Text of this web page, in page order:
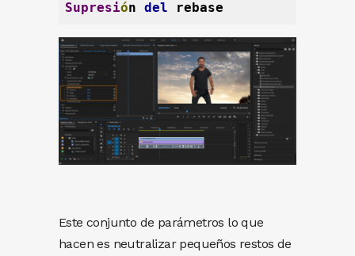
Supresión del rebase
Este conjunto de parámetros lo que
hacen es neutralizar pequeños restos de